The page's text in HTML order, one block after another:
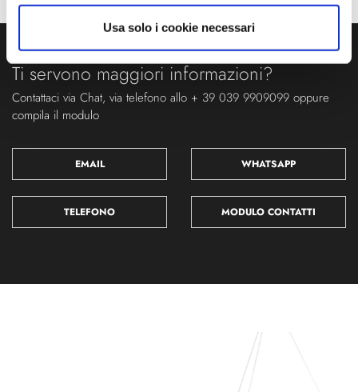
Usa solo i cookie necessari
Ti servono maggiori informazioni?
Contattaci via Chat, via telefono allo + 39 039 9909099 oppure
compila il modulo
EMAIL WHATSAPP
TELEFONO MODULO CONTATTI